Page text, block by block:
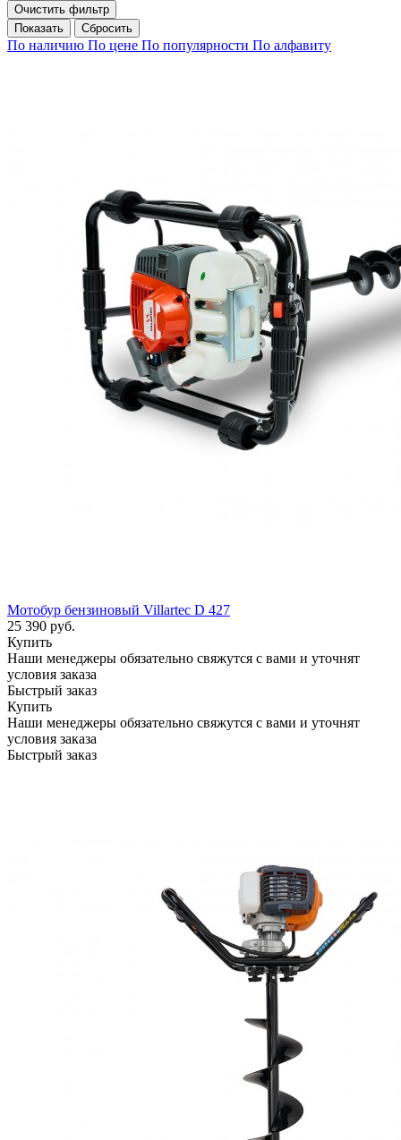
Очистить фильтр
Сбросить
По наличию По цене По популярности По алфавиту
Мотобур бензиновый Villartec D 427
25 390 руб.
Купить
Наши менеджеры обязательно свяжутся с вами и уточнят
условия заказа
Быстрый заказ
Купить
Наши менеджеры обязательно свяжутся с вами и уточнят
условия заказа
Быстрый заказ